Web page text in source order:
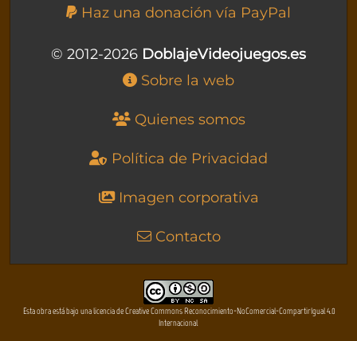
Haz una donación vía PayPal
© 2012-2026 DoblajeVideojuegos.es
Sobre la web
Quienes somos
Política de Privacidad
Imagen corporativa
Contacto
Esta obra está bajo una licencia de Creative Commons Reconocimiento-NoComercial-CompartirIgual 4.0
Internacional